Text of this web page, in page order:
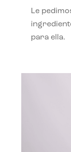
Le
para ella.